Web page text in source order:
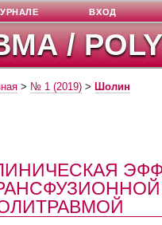
/
ВХОД
> № 1 (2019) > Шолин